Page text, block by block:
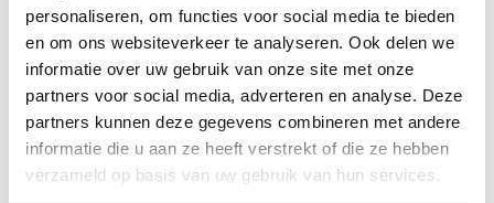
personaliseren, om functies voor social media te bieden
en om ons websiteverkeer te analyseren. Ook delen we
informatie over uw gebruik van onze site met onze
partners voor social media, adverteren en analyse. Deze
partners kunnen deze gegevens combineren met andere
informatie die u aan ze heeft verstrekt of die ze hebben
verzameld op basis van uw gebruik van hun services.
Er is eenbruine lusvan 10 km, met een verkorte route
van 8,7 km. Deze lus is enkel toegankelijk voor ruiters
en loopt richting de Lembeekse bossen.
De route kreeg de toepasselijke naam ‘Heidebos’
mee en
brengt ruiters en menners langs de mooiste stukjes heide en
bos van deze prachtige regio in het Meetjesland.” Eén van die
plekjes zijn de prachtige – maar ook druk bezochte -